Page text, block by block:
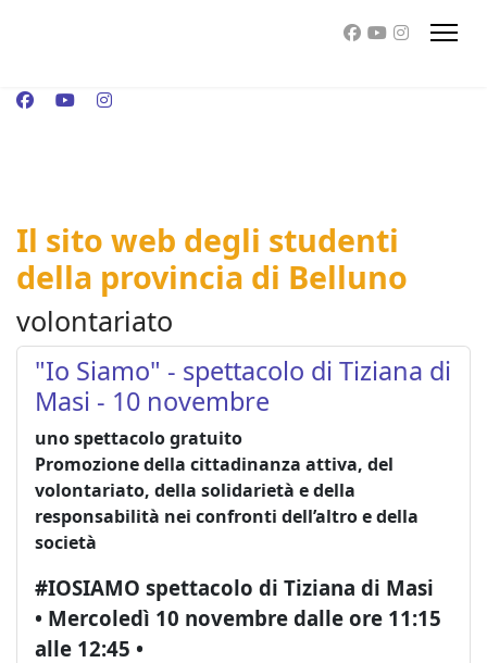
Il sito web degli studenti
della provincia di Belluno
volontariato
"Io Siamo" - spettacolo di Tiziana di
Masi - 10 novembre
uno spettacolo gratuito
Promozione della cittadinanza attiva, del
volontariato, della solidarietà e della
responsabilità nei confronti dell’altro e della
società
#IOSIAMO spettacolo di Tiziana di Masi
• Mercoledì 10 novembre dalle ore 11:15
alle 12:45 •